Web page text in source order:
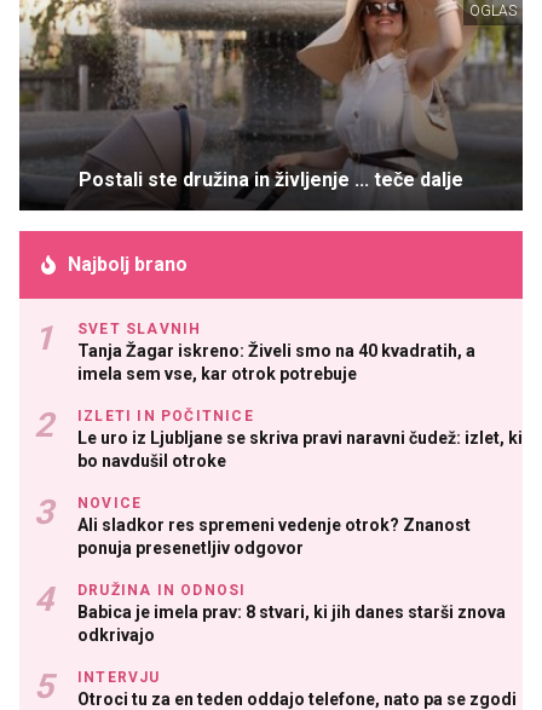
OGLAS
Postali ste družina in življenje ... teče dalje
Najbolj brano
SVET SLAVNIH
Tanja Žagar iskreno: Živeli smo na 40 kvadratih, a
imela sem vse, kar otrok potrebuje
IZLETI IN POČITNICE
Le uro iz Ljubljane se skriva pravi naravni čudež: izlet, ki
bo navdušil otroke
NOVICE
Ali sladkor res spremeni vedenje otrok? Znanost
ponuja presenetljiv odgovor
DRUŽINA IN ODNOSI
Babica je imela prav: 8 stvari, ki jih danes starši znova
odkrivajo
INTERVJU
Otroci tu za en teden oddajo telefone, nato pa se zgodi